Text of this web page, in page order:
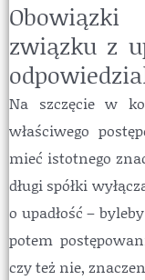
związku z
Na szczęcie w
właściwego
mieć istotnego
długi spółki
o upadłość –
potem
czy też nie,